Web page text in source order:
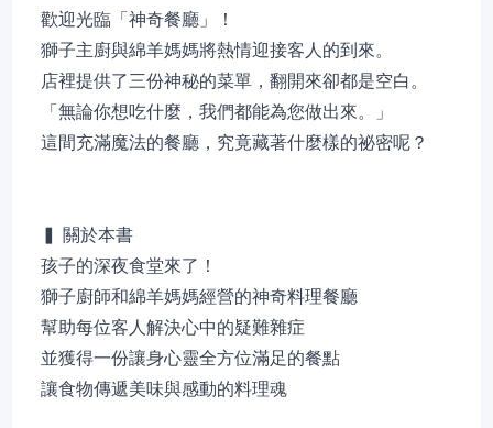
歡迎光臨「神奇餐廳」！
獅子主廚與綿羊媽媽將熱情迎接客人的到來。
店裡提供了三份神秘的菜單，翻開來卻都是空白。
「無論你想吃什麼，我們都能為您做出來。」
這間充滿魔法的餐廳，究竟藏著什麼樣的祕密呢？
▍ 關於本書
孩子的深夜食堂來了！
獅子廚師和綿羊媽媽經營的神奇料理餐廳
幫助每位客人解決心中的疑難雜症
並獲得一份讓身心靈全方位滿足的餐點
讓食物傳遞美味與感動的料理魂